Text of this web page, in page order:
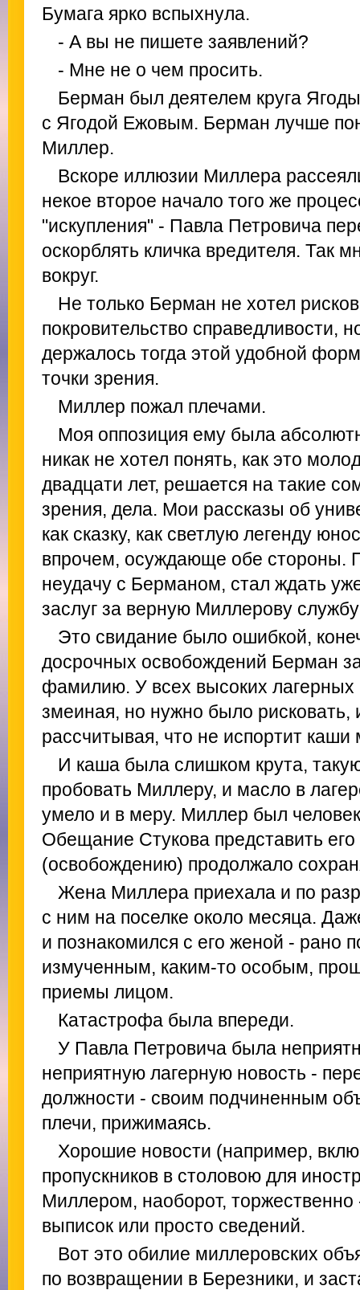
Бумага ярко вспыхнула.
- А вы не пишете заявлений?
- Мне не о чем просить.
Берман был деятелем круга
с Ягодой Ежовым. Берман лучше
Миллер.
Вскоре иллюзии Миллера
некое второе начало того же
"искупления" - Павла Петровича
оскорблять кличка вредителя. Так
вокруг.
Не только Берман не хотел
покровительство справедливости,
держалось тогда этой удобной
точки зрения.
Миллер пожал плечами.
Моя оппозиция ему была
никак не хотел понять, как это
двадцати лет, решается на такие
зрения, дела. Мои рассказы об
как сказку, как светлую легенду
впрочем, осуждающе обе стороны.
неудачу с Берманом, стал ждать
заслуг за верную Миллерову
Это свидание было ошибкой,
досрочных освобождений Берман
фамилию. У всех высоких лагерных
змеиная, но нужно было рисковать,
рассчитывая, что не испортит
И каша была слишком крута,
пробовать Миллеру, и масло в
умело и в меру. Миллер был
Обещание Стукова представить
(освобождению) продолжало
Жена Миллера приехала и по
с ним на поселке около месяца.
и познакомился с его женой - рано
измученным, каким-то особым,
приемы лицом.
Катастрофа была впереди.
У Павла Петровича была
неприятную лагерную новость -
должности - своим подчиненным
плечи, прижимаясь.
Хорошие новости (например,
пропускников в столовою для
Миллером, наоборот,
выписок или просто сведений.
Вот это обилие миллеровских
по возвращении в Березники, и